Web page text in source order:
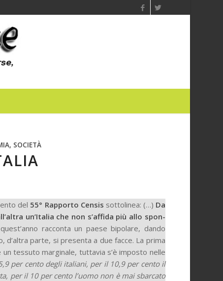
SOCIETÀ
del 55° Rapporto Censis sottolinea: (…) Da
un’Italia che non s’affida più allo spon­
racconta un paese bipolare, dando
parte, si presenta a due facce. La prima
tessuto marginale, tuttavia s’è imposto nelle
per cento degli italiani, per il 10,9 per cento il
per il 10 per cento l’uomo non è mai sbarcato